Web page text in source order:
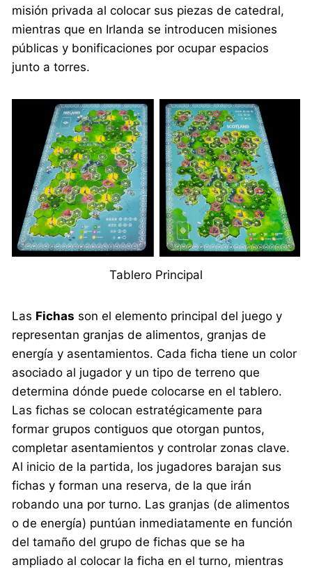
misión privada al colocar sus piezas de catedral,
mientras que en Irlanda se introducen misiones
públicas y bonificaciones por ocupar espacios
junto a torres.
Tablero Principal
Las Fichas son el elemento principal del juego y
representan granjas de alimentos, granjas de
energía y asentamientos. Cada ficha tiene un color
asociado al jugador y un tipo de terreno que
determina dónde puede colocarse en el tablero.
Las fichas se colocan estratégicamente para
formar grupos contiguos que otorgan puntos,
completar asentamientos y controlar zonas clave.
Al inicio de la partida, los jugadores barajan sus
fichas y forman una reserva, de la que irán
robando una por turno. Las granjas (de alimentos
o de energía) puntúan inmediatamente en función
del tamaño del grupo de fichas que se ha
ampliado al colocar la ficha en el turno, mientras